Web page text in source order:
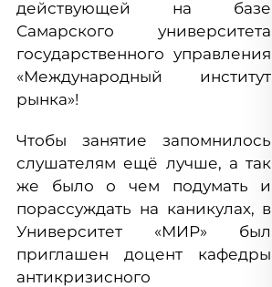
действующей на базе
Самарского университета
государственного управления
«Международный институт
рынка»!
Чтобы занятие запомнилось
слушателям ещё лучше, а так
же было о чем подумать и
порассуждать на каникулах, в
Университет «МИР» был
приглашен доцент кафедры
антикризисного